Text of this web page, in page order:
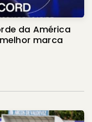
da América
marca